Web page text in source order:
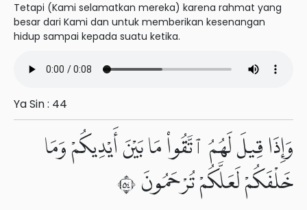
Tetapi (Kami selamatkan mereka) karena rahmat yang
besar dari Kami dan untuk memberikan kesenangan
hidup sampai kepada suatu ketika.
Ya Sin : 44
وَإِذَا قِيلَ لَهُمُ ٱتَّقُوا۟ مَا بَيْنَ أَيْدِيكُمْ وَمَا
خَلْفَكُمْ لَعَلَّكُمْ تُرْحَمُونَ ٤٥